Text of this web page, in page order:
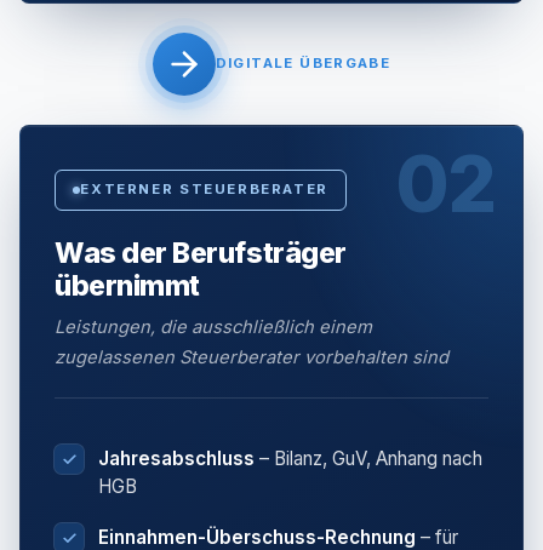
DIGITALE ÜBERGABE
02
EXTERNER STEUERBERATER
Was der Berufsträger
übernimmt
Leistungen, die ausschließlich einem
zugelassenen Steuerberater vorbehalten sind
Jahresabschluss – Bilanz, GuV, Anhang nach
HGB
Einnahmen-Überschuss-Rechnung – für